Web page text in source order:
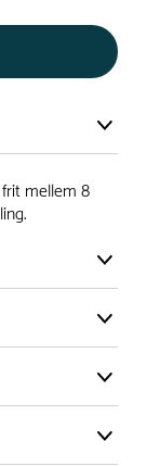
hylderne til
1-3
oplyses
dig via e-
mellem 8